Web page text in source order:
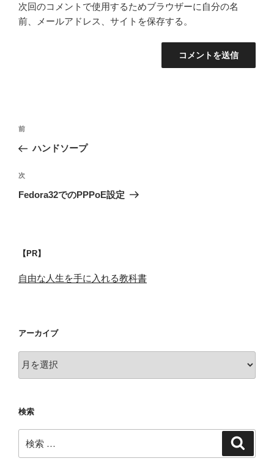
次回のコメントで使用するためブラウザーに自分の名
前、メールアドレス、サイトを保存する。
投
ビ
ゲ
ン
過
去
投
稿
前
ハンドソープ
次
の
次
Fedora32でのPPPoE設定
【PR】
自由な人生を手に入れる教科書
アーカイブ
ア
ブ
検索
索: